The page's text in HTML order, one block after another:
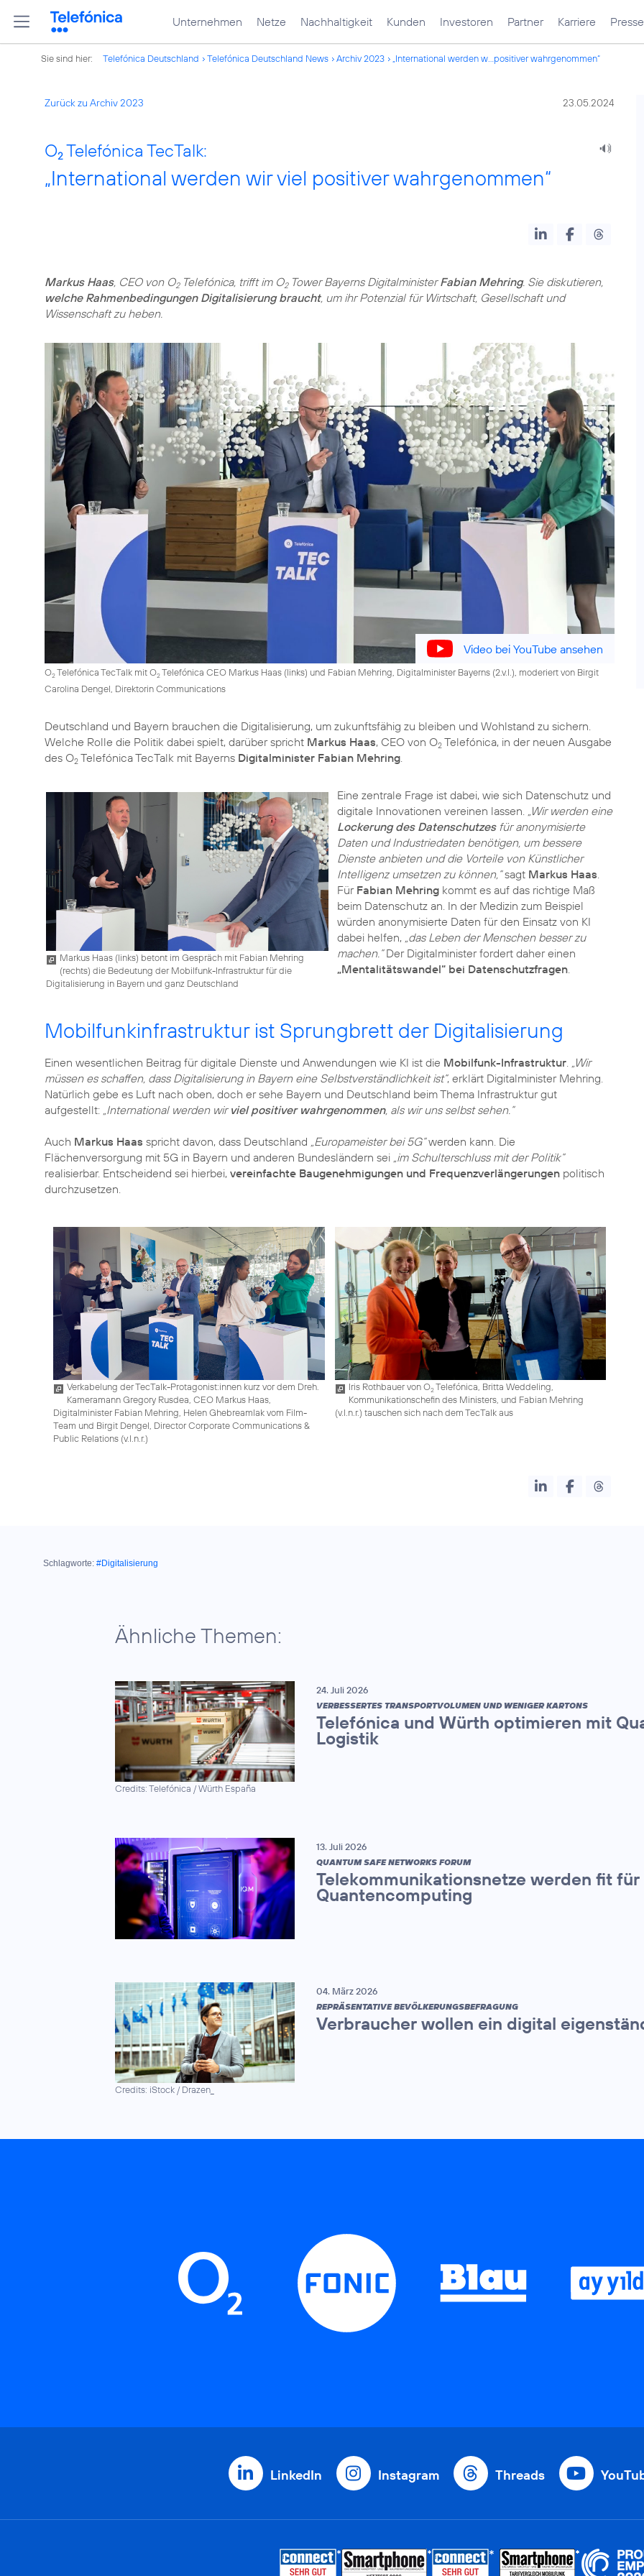
Unternehmen Netze Nachhaltigkeit Kunden Investoren Partner Karriere Presse
Sie sind hier: Telefónica Deutschland Telefónica Deutschland News Archiv 2023 „International werden w...positiver wahrgenommen“
Zurück zu Archiv 2023 23.05.2024
O2 Telefónica TecTalk:
„International werden wir viel positiver wahrgenommen“
Markus Haas, CEO von O2Telefónica, trifft im O2Tower Bayerns DigitalministerFabian Mehring. Sie diskutieren,
welche Rahmenbedingungen Digitalisierung braucht, um ihr Potenzial für Wirtschaft, Gesellschaft und
Wissenschaft zu heben.
Video bei YouTube ansehen
O2Telefónica TecTalk mit O2Telefónica CEO Markus Haas (links) und Fabian Mehring, Digitalminister Bayerns (2.v.l.), moderiert von Birgit
Carolina Dengel, Direktorin Communications
Deutschland und Bayern brauchen die Digitalisierung, um zukunftsfähig zu bleiben und Wohlstand zu sichern.
Welche Rolle die Politik dabei spielt, darüber spricht Markus Haas, CEO von O2 Telefónica, in der neuen Ausgabe
des O2 Telefónica TecTalk mit Bayerns Digitalminister Fabian Mehring.
Markus Haas (links) betont im Gespräch mit Fabian Mehring
(rechts) die Bedeutung der Mobilfunk-Infrastruktur für die
Digitalisierung in Bayern und ganz Deutschland
Eine zentrale Frage ist dabei, wie sich Datenschutz und
digitale Innovationen vereinen lassen. „Wir werden eine
Lockerung des Datenschutzesfür anonymisierte
Daten und Industriedaten benötigen, um bessere
Dienste anbieten und die Vorteile von Künstlicher
Intelligenz umsetzen zu können,“sagt Markus Haas.
Für Fabian Mehringkommt es auf das richtige Maß
beim Datenschutz an. In der Medizin zum Beispiel
würden anonymisierte Daten für den Einsatz von KI
dabei helfen, „das Leben der Menschen besser zu
machen.“Der Digitalminister fordert daher einen
„Mentalitätswandel“ bei Datenschutzfragen.
Mobilfunkinfrastruktur ist Sprungbrett der Digitalisierung
Einen wesentlichen Beitrag für digitale Dienste und Anwendungen wie KI ist die Mobilfunk-Infrastruktur. „Wir
müssen es schaffen, dass Digitalisierung in Bayern eine Selbstverständlichkeit ist“, erklärt Digitalminister Mehring.
Natürlich gebe es Luft nach oben, doch er sehe Bayern und Deutschland beim Thema Infrastruktur gut
aufgestellt: „International werden wir viel positiver wahrgenommen, als wir uns selbst sehen.“
Auch Markus Haas spricht davon, dass Deutschland „Europameister bei 5G“werden kann. Die
Flächenversorgung mit 5G in Bayern und anderen Bundesländern sei „im Schulterschluss mit der Politik“
realisierbar. Entscheidend sei hierbei, vereinfachte Baugenehmigungen und Frequenzverlängerungen politisch
durchzusetzen.
Verkabelung der TecTalk-Protagonist:innen kurz vor dem Dreh.
Kameramann Gregory Rusdea, CEO Markus Haas,
Digitalminister Fabian Mehring, Helen Ghebreamlak vom Film-
Team und Birgit Dengel, Director Corporate Communications &
Public Relations (v.l.n.r.)
Iris Rothbauer von O2Telefónica, Britta Weddeling,
Kommunikationschefin des Ministers, und Fabian Mehring
(v.l.n.r.) tauschen sich nach dem TecTalk aus
Schlagworte: #Digitalisierung
Ähnliche Themen:
Credits: Telefónica / Würth España
24. Juli 2026
VERBESSERTES TRANSPORTVOLUMEN UND WENIGER KARTONS
Telefónica und Würth optimieren mit
Logistik
13. Juli 2026
QUANTUM SAFE NETWORKS FORUM
Telekommunikationsnetze werden fit für
Quantencomputing
Credits: iStock / Drazen_
04. März 2026
REPRÄSENTATIVE BEVÖLKERUNGSBEFRAGUNG
Verbraucher wollen ein digital
LinkedIn Instagram Threads